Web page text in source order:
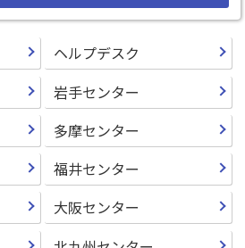
ヘルプデスク
岩手センター
多摩センター
福井センター
大阪センター